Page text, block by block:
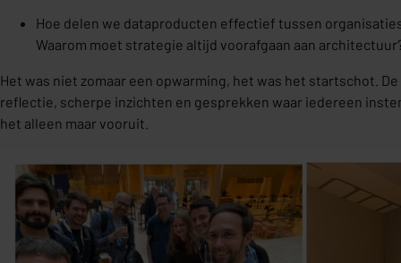
Hoe delen we dataproducten effectief tussen
Waarom moet strategie altijd voorafgaan aan
Het was niet zomaar een opwarming, het was het startschot.
reflectie, scherpe inzichten en gesprekken waar iedereen
het alleen maar vooruit.